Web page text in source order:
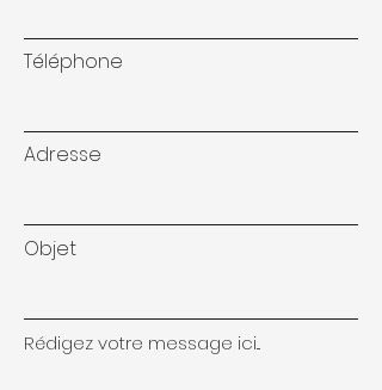
Téléphone
Adresse
Objet
Rédigez votre message ici...